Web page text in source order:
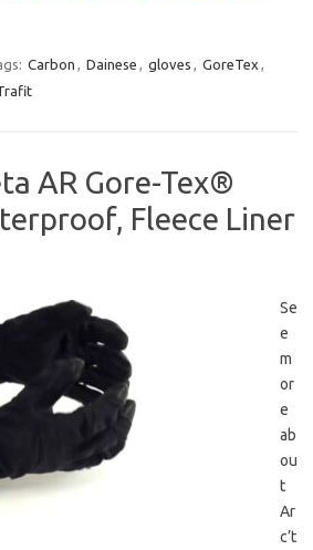
Carbon , Dainese , gloves , GoreTex ,
AR Gore-Tex®
Fleece Liner
Se
e
m
or
e
ab
ou
t
Ar
c’t